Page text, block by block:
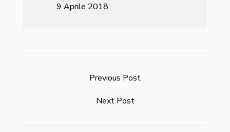
9 Aprile 2018
Previous Post
Next Post